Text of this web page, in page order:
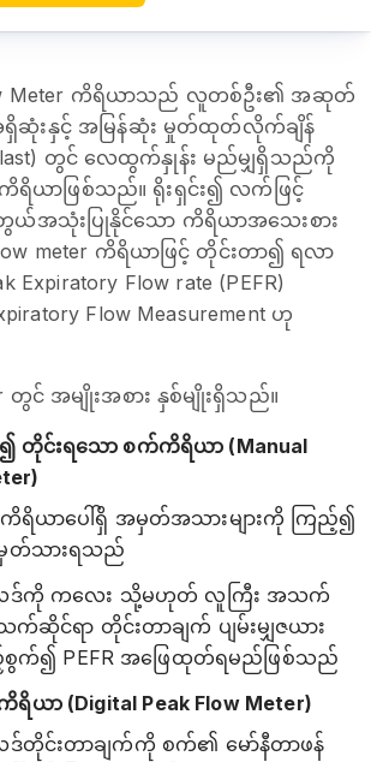
Meter ကိရိယာသည် လူတစ်ဦး၏ အဆုတ်
ဆုံးနှင့် အမြန်ဆုံး မှုတ်ထုတ်လိုက်ချိန်
blast) တွင် လေထွက်နှုန်း မည်မျှရှိသည်ကို
ရိယာဖြစ်သည်။ ရိုးရှင်း၍ လက်ဖြင့်
သုံးပြုနိုင်သော ကိရိယာအသေးစား
meter ကိရိယာဖြင့် တိုင်းတာ၍ ရလာ
Flow rate (PEFR)
Flow Measurement ဟု
တွင် အမျိုးအစား နှစ်မျိုးရှိသည်။
တိုင်းရသော စက်ကိရိယာ (Manual
ယာပေါ်ရှိ အမှတ်အသားများကို ကြည့်၍
တ်သားရသည်
လဒ်ကို ကလေး သို့မဟုတ် လူကြီး အသက်
င်ရာ တိုင်းတာချက် ပျမ်းမျှဇယား
စွက်၍ PEFR အဖြေထုတ်ရမည်ဖြစ်သည်
ယာ (Digital Peak Flow Meter)
ဒ်တိုင်းတာချက်ကို စက်၏ မော်နီတာဖန်